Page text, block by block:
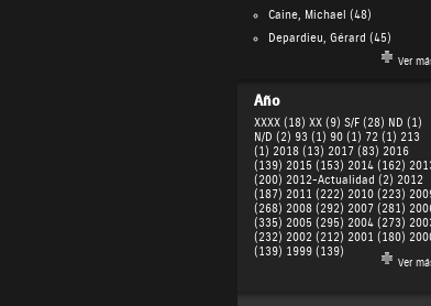
Caine, Michael (48)
Depardieu, Gérard (45)
Ver
Año
XXXX (18) XX (9) S/F (28) ND (1)
N/D (2) 93 (1) 90 (1) 72 (1) 213
(1) 2018 (13) 2017 (83) 2016
(139) 2015 (153) 2014 (162)
(200) 2012-Actualidad (2) 2012
(187) 2011 (222) 2010 (223)
(268) 2008 (292) 2007 (281)
(335) 2005 (295) 2004 (273)
(232) 2002 (212) 2001 (180)
(139) 1999 (139)
Ver